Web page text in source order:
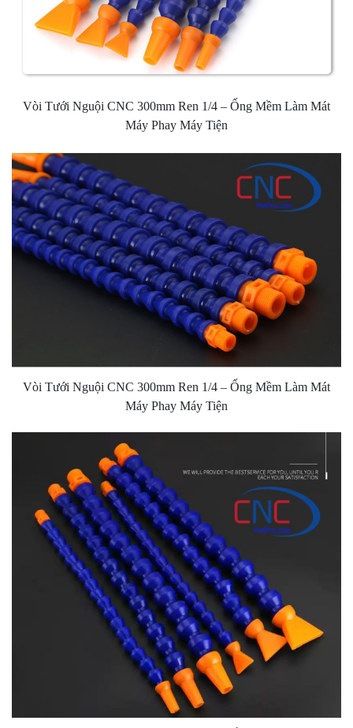
Vòi Tưới Nguội CNC 300mm Ren 1/4 – Ống Mềm Làm Mát
Máy Phay Máy Tiện
Vòi Tưới Nguội CNC 300mm Ren 1/4 – Ống Mềm Làm Mát
Máy Phay Máy Tiện